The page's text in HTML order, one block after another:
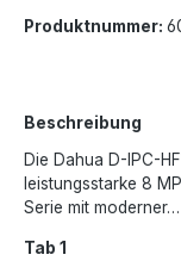
Produktnummer:
Beschreibung
Die Dahua D-IPC-
leistungsstarke 8
Serie mit moderner…
Tab 1